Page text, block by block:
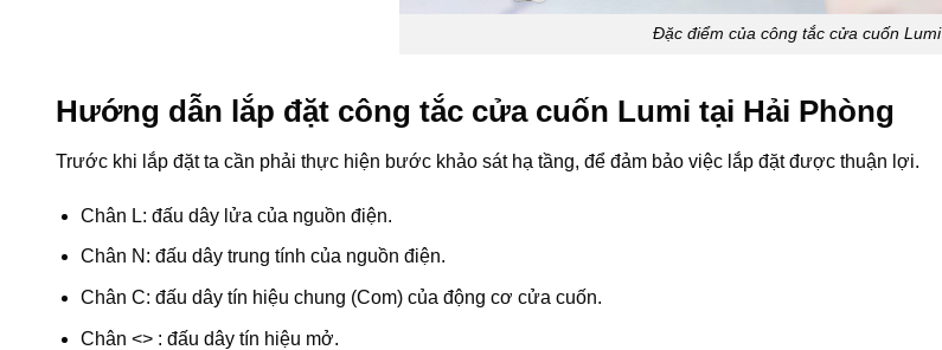
Đặc điểm của công tắc cửa cuốn Lumi
Hướng dẫn lắp đặt công tắc cửa cuốn Lumi tại Hải Phòng
Trước khi lắp đặt ta cần phải thực hiện bước khảo sát hạ tầng, để đảm bảo việc lắp đặt được thuận lợi.
Chân L: đấu dây lửa của nguồn điện.
Chân N: đấu dây trung tính của nguồn điện.
Chân C: đấu dây tín hiệu chung (Com) của động cơ cửa cuốn.
Chân <> : đấu dây tín hiệu mở.